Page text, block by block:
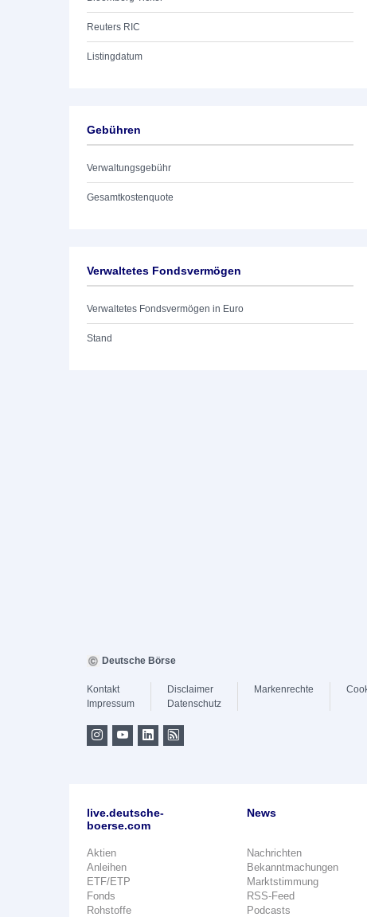
Reuters RIC
Listingdatum
Gebühren
Verwaltungsgebühr
Gesamtkostenquote
Verwaltetes Fondsvermögen
Verwaltetes Fondsvermögen in Euro
Stand
Deutsche Börse
Kontakt
Impressum
Disclaimer
Datenschutz
Markenrechte
live.deutsche-
boerse.com
Aktien
Anleihen
ETF/ETP
Fonds
Rohstoffe
News
Nachrichten
Bekanntmachungen
Marktstimmung
RSS-Feed
Podcasts